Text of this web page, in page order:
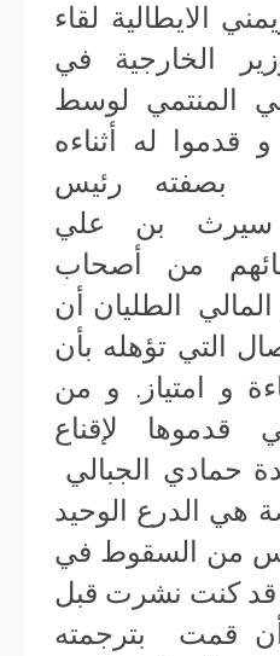
الايطالية لقاء
الخارجية في
المنتمي لوسط
قدموا له أثناءه
بصفته رئيس
سيرث بن علي
من أصحاب
الطليان أن
التي تؤهله بأن
و امتياز. و من
قدموها لإقناع
حمادي الجبالي
هي الدرع الوحيد
من السقوط في
قد كنت نشرت قبل
أن قمت بترجمته